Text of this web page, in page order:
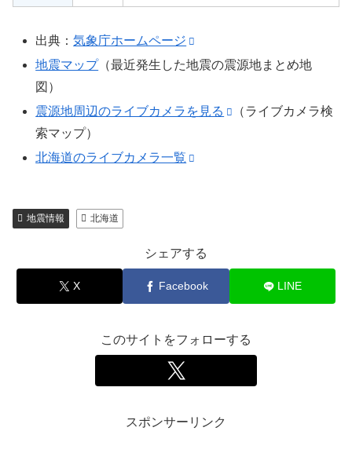
出典：気象庁ホームページ
地震マップ（最近発生した地震の震源地まとめ地
図）
震源地周辺のライブカメラを見る
（ライブカメラ検
索マップ）
北海道のライブカメラ一覧
地震情報 北海道
シェアする
X Facebook LINE
このサイトをフォローする
スポンサーリンク